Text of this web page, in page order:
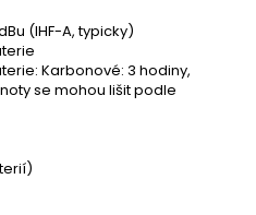
(IHF-A, typicky)
Karbonové: 3 hodiny,
se mohou lišit podle